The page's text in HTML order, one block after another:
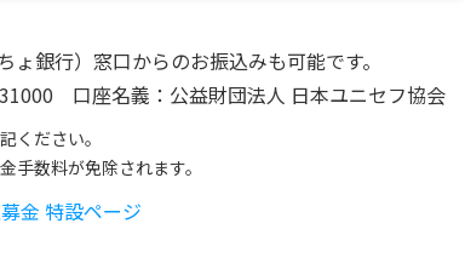
ょ銀行）窓口からのお振込みも可能です。
口座名義：公益財団法人 日本ユニセフ協会
ください。
手数料が免除されます。
金 特設ページ